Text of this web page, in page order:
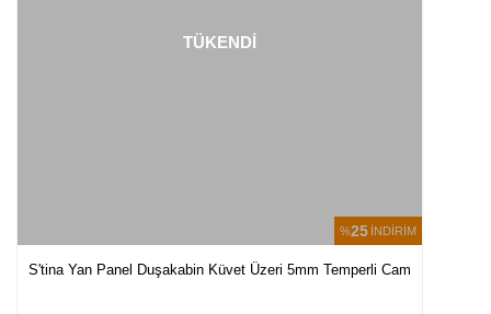
%25 İNDİRİM
TÜKENDİ
S'tina Yan Panel Duşakabin Küvet Üzeri 5mm Temperli Cam